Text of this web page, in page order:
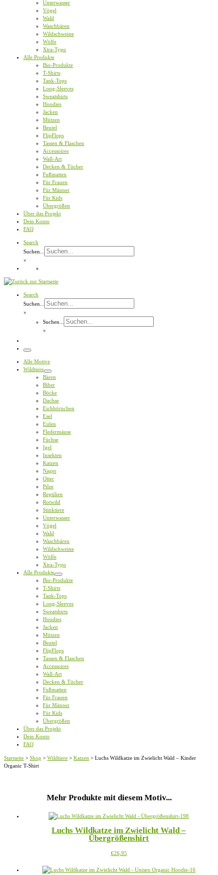
Unterwasser
Vögel
Wald
Waschbären
Wildschweine
Wölfe
Xtra-Typo
Alle Produkte
Bio-Produkte
T-Shirts
Tank-Tops
Long-Sleeves
Sweatshirts
Hoodies
Jacken
Mützen
Beutel
FlipFlops
Tassen & Flaschen
Accessoires
Wall-Art
Decken & Tücher
Fußmatten
Für Frauen
Für Männer
Für Kids
Übergrößen
Über das Projekt
Dein Konto
FAQ
Search
Suchen...
×
Search
Suchen...
×
Suchen...
×
Menü
Alle Motive
Wildtiere
Bären
Biber
Böcke
Dachse
Eichhörnchen
Esel
Eulen
Fledermäuse
Füchse
Igel
Insekten
Katzen
Nager
Otter
Pilze
Reptilien
Rotwild
Stinktiere
Unterwasser
Vögel
Wald
Waschbären
Wildschweine
Wölfe
Xtra-Typo
Alle Produkte
Bio-Produkte
T-Shirts
Tank-Tops
Long-Sleeves
Sweatshirts
Hoodies
Jacken
Mützen
Beutel
FlipFlops
Tassen & Flaschen
Accessoires
Wall-Art
Decken & Tücher
Fußmatten
Für Frauen
Für Männer
Für Kids
Übergrößen
Über das Projekt
Dein Konto
FAQ
Startseite > Shop > Wildtiere > Katzen > Luchs Wildkatze im Zwielicht Wald – Kinder
Organic T-Shirt
Mehr Produkte mit diesem Motiv...
Luchs Wildkatze im Zwielicht Wald –
Übergrößenshirt
€26,95Dieses
weist